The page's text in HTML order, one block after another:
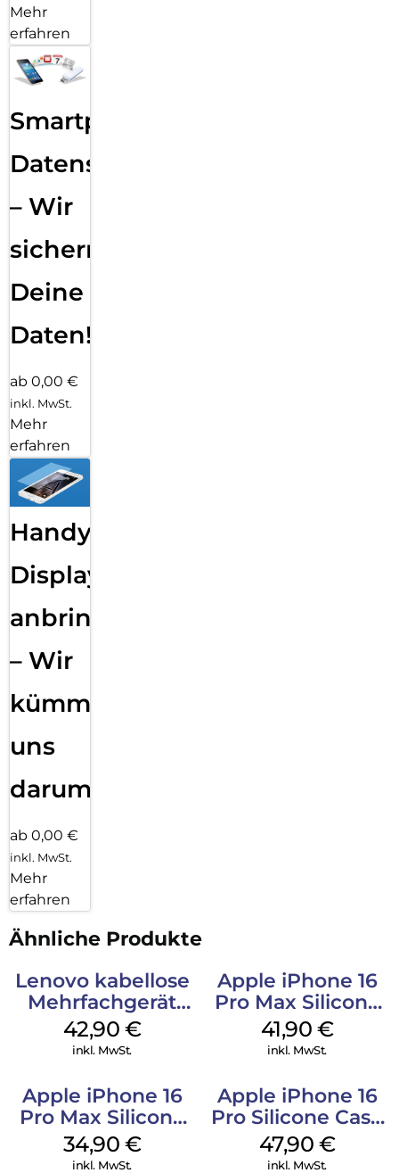
Mehr
erfahren
Smartphone
Datensicherung
– Wir
sichern
Deine
Daten!
ab 0,00 €
inkl. MwSt.
Mehr
erfahren
Handy
Displayfolie
anbringen
– Wir
kümmern
uns
darum!
ab 0,00 €
inkl. MwSt.
Mehr
erfahren
Ähnliche Produkte
Lenovo kabellose
Mehrfachgerät
Luna Grey
42,90 €
inkl. MwSt.
Apple iPhone 16
Pro Max Silicone
Case MagSafe
Ultramarine
41,90 €
inkl. MwSt.
Apple iPhone 16
Pro Max Silicone
Case MagSafe
Denim
34,90 €
inkl. MwSt.
Apple iPhone 16
Pro Silicone Case
MagSafe Denim
47,90 €
inkl. MwSt.